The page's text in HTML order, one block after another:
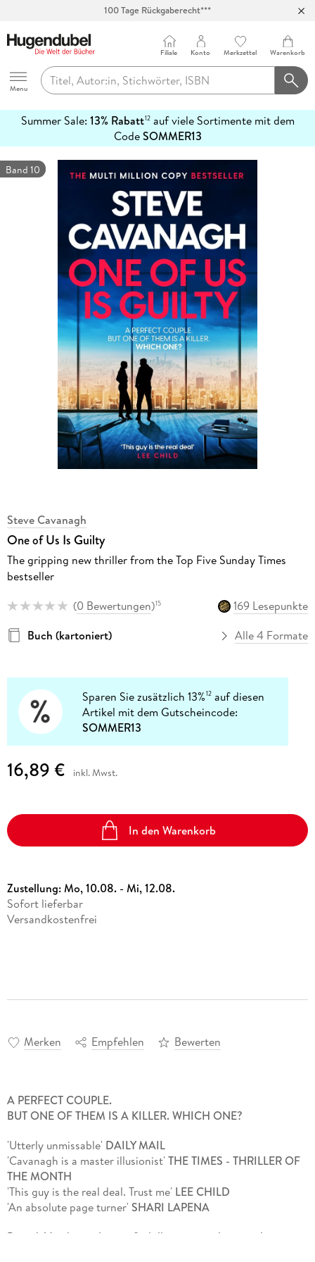
100 Tage Rückgaberecht***
Hugendubel
Menu
Filiale Konto Merkzettel Warenkorb
Summer Sale: 13% Rabatt12auf viele Sortimente mit dem
CodeSOMMER13
erfahren
Band 10
Steve Cavanagh
One of Us Is Guilty
The gripping new thriller from the Top Five Sunday Times
bestseller
(0 Bewertungen)15
169 Lesepunkte
Buch (kartoniert)
Alle 4 Formate
Sparen Sie zusätzlich 13%12 auf diesen
Artikel mit dem Gutscheincode:
SOMMER13
16,89 € inkl. Mwst.
In den Warenkorb
Zustellung:Mo, 10.08. - Mi, 12.08.
Sofort lieferbar
Versandkostenfrei
Merken Empfehlen Bewerten
A PERFECT COUPLE.
BUT ONE OF THEM IS A KILLER. WHICH ONE?
'Utterly unmissable' DAILY MAIL
'Cavanagh is a master illusionist' THE TIMES - THRILLER OF
THE MONTH
'This guy is the real deal. Trust me' LEE CHILD
'An absolute page turner' SHARI LAPENA
Patrick Vanderpool, son of a billionaire media mogul, is